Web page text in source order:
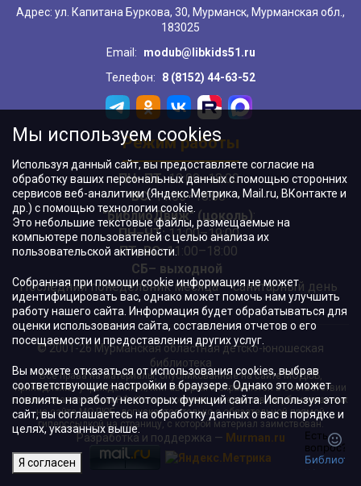
Адрес: ул. Капитана Буркова, 30, Мурманск, Мурманская обл.,
183025
Email:
modub@libkids51.ru
Телефон:
8 (8152) 44-63-52
Режим работы
ПН–ПТ:10:00–18:00
ВС:11:00–18:00
"БиблиоДвиж" (цоколь):
ПН–ЧТ:11:00–19:00
ПТ, ВС:11:00–18:00
СБ– выходной
Последний понедельник месяца – санитарный день
© 2001-26 Мурманская областная детско-юношеская
библиотека
Все права на материалы, опубликованные на сайте МОДЮБ,
принадлежат учреждению и/или авторам и охраняются в соответствии
с законодательством РФ. Использование материалов, опубликованных
на сайте МОДЮБ, допускается только с обязательной прямой
гиперссылкой на страницу, с которой материал заимствован.
Разработка и поддержка — Murman.ru
Мы используем cookies
Используя данный сайт, вы предоставляете согласие на
обработку ваших персональных данных с помощью сторонних
сервисов веб-аналитики (Яндекс.Метрика, Mail.ru, ВКонтакте и
др.) с помощью технологии cookie.
Это небольшие текстовые файлы, размещаемые на
компьютере пользователей с целью анализа их
пользовательской активности.
Собранная при помощи cookie информация не может
идентифицировать вас, однако может помочь нам улучшить
работу нашего сайта. Информация будет обрабатываться для
оценки использования сайта, составления отчетов о его
посещаемости и предоставления других услуг.
Вы можете отказаться от использования cookies, выбрав
соответствующие настройки в браузере. Однако это может
повлиять на работу некоторых функций сайта. Используя этот
сайт, вы соглашаетесь на обработку данных о вас в порядке и
целях, указанных выше.
Я согласен